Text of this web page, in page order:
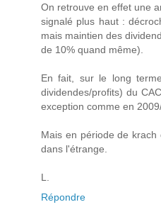
On retrouve en effet une
signalé plus haut :
mais maintien des
de 10% quand même).
En fait, sur le long
dividendes/profits) du
exception comme en
Mais en période de
dans l'étrange.
L.
Répondre